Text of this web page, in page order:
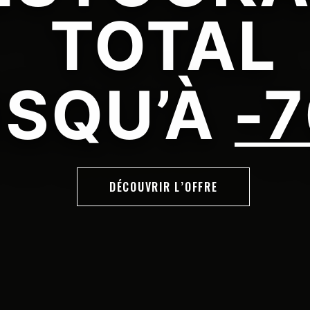
TOTAL
-
DÉCOUVRIR L’OFFRE